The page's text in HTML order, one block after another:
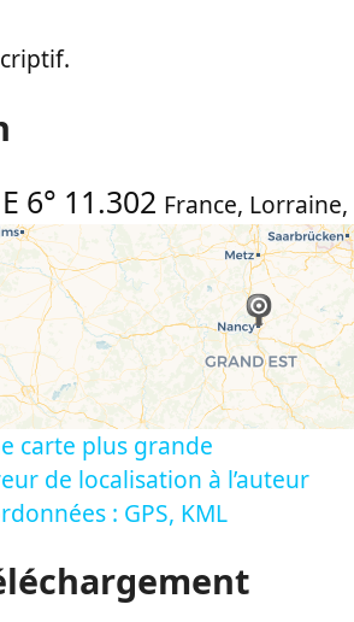
E 6° 11.302 France, Lorraine,
carte plus grande
de localisation à l’auteur
: GPS, KML